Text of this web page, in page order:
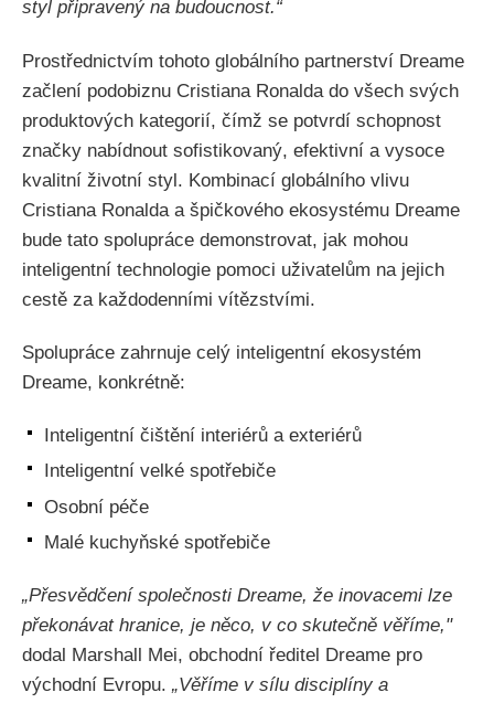
styl připravený na budoucnost.“
Prostřednictvím tohoto globálního partnerství Dreame
začlení podobiznu Cristiana Ronalda do všech svých
produktových kategorií, čímž se potvrdí schopnost
značky nabídnout sofistikovaný, efektivní a vysoce
kvalitní životní styl. Kombinací globálního vlivu
Cristiana Ronalda a špičkového ekosystému Dreame
bude tato spolupráce demonstrovat, jak mohou
inteligentní technologie pomoci uživatelům na jejich
cestě za každodenními vítězstvími.
Spolupráce zahrnuje celý inteligentní ekosystém
Dreame, konkrétně:
Inteligentní čištění interiérů a exteriérů
Inteligentní velké spotřebiče
Osobní péče
Malé kuchyňské spotřebiče
„Přesvědčení společnosti Dreame, že inovacemi lze
překonávat hranice, je něco, v co skutečně věříme,"
dodal Marshall Mei, obchodní ředitel Dreame pro
východní Evropu. „Věříme v sílu disciplíny a